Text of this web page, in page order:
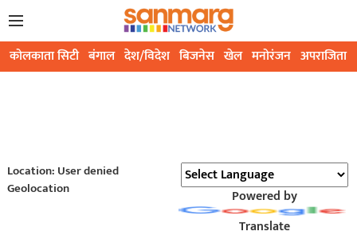
कोलकाता सिटी बंगाल देश/विदेश बिजनेस खेल मनोरंजन अपराजिता
Location: User denied
Geolocation
Powered by
Translate